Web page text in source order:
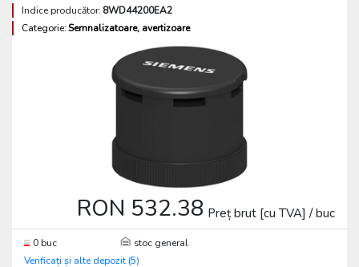
Indice producător: 8WD44200EA2
Categorie:Semnalizatoare, avertizoare
RON 532.38 Preț brut [cu TVA] / buc
0 buc
stoc general
Verificați și alte depozit (5)